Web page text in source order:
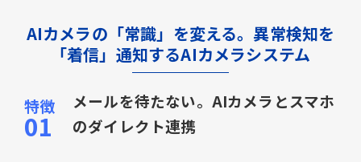
AIカメラの「常識」を変える。異常検知を
「着信」通知するAIカメラシステム
メールを待たない。AIカメラとスマホ
のダイレクト連携